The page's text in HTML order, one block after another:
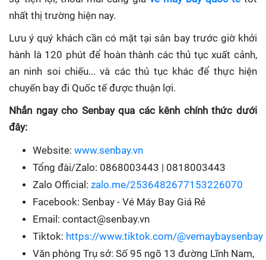
nhất thị trường hiện nay.
Lưu ý quý khách cần có mặt tại sân bay trước giờ khởi
hành là 120 phút để hoàn thành các thủ tục xuất cảnh,
an ninh soi chiếu... và các thủ tục khác để thực hiện
chuyến bay đi Quốc tế được thuận lợi.
Nhắn ngay cho Senbay qua các kênh chính thức dưới
đây:
Website: www.senbay.vn
Tổng đài/Zalo: 0868003443 | 0818003443
Zalo Official: zalo.me/2536482677153226070
Facebook: Senbay - Vé Máy Bay Giá Rẻ
Email: contact@senbay.vn
Tiktok: https://www.tiktok.com/@vemaybaysenbay
Văn phòng Trụ sở: Số 95 ngõ 13 đường Lĩnh Nam,